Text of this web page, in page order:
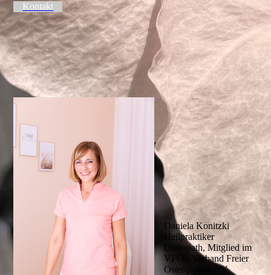
Kontakt
Daniela Konitzki
Heilpraktiker
Osteopath, Mitglied im
VFO - Verband Freier
Osteopathen e.V.